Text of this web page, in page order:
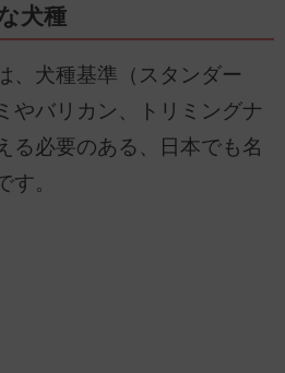
犬種
、犬種基準（スタンダー
やバリカン、トリミングナ
る必要のある、日本でも名
す。